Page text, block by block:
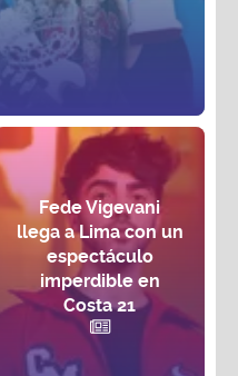
Fede Vigevani
llega a Lima con un
espectáculo
imperdible en
Costa 21